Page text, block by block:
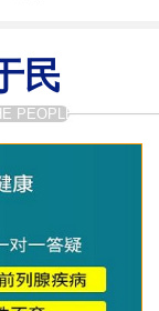
民
PEOPLE